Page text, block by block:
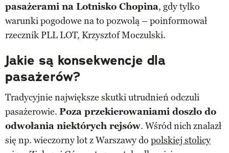
pasażerami na Lotnisko Chopina, gdy tylko
warunki pogodowe na to pozwolą – poinformował
rzecznik PLL LOT, Krzysztof Moczulski.
Jakie są konsekwencje dla
pasażerów?
Tradycyjnie największe skutki utrudnień odczuli
pasażerowie. Poza przekierowaniami doszło do
odwołania niektórych rejsów. Wśród nich znalazł
się np. wieczorny lot z Warszawy do polskiej stolicy